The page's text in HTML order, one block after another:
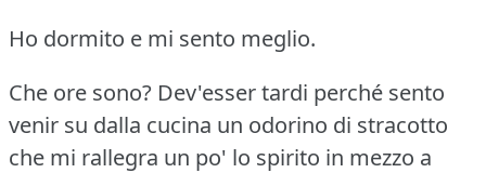
Ho dormito e mi sento meglio.
Che ore sono? Dev'esser tardi perché sento
venir su dalla cucina un odorino di stracotto
che mi rallegra un po' lo spirito in mezzo a